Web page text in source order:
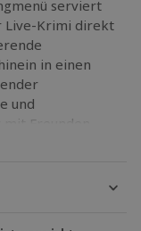
serviert
Live-Krimi direkt
in einen
und
Freunden
Hinweis auf den
Unterhaltung
verführen und